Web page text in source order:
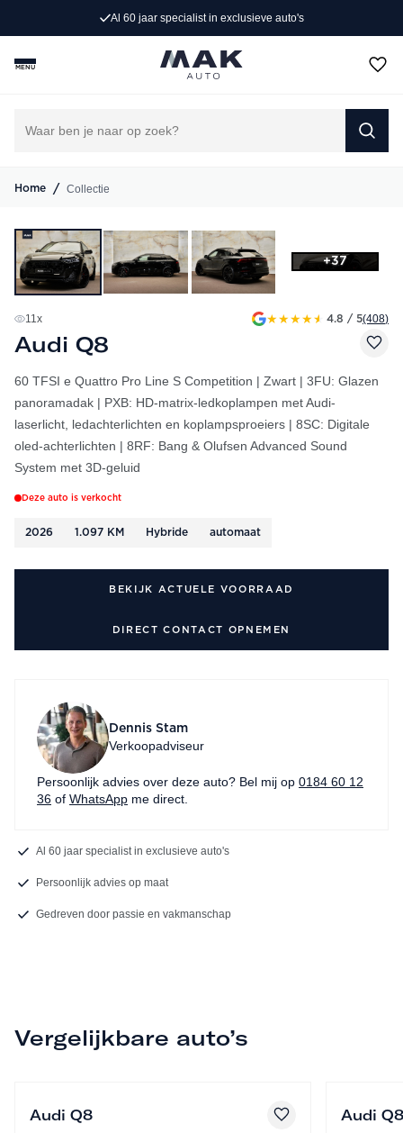
Persoonlijk advies op maat
MENU
Home / Collectie
+37
11x ★★★★★ 4.8 / 5(408)
Audi Q8
60 TFSI e Quattro Pro Line S Competition | Zwart | 3FU: Glazen
panoramadak | PXB: HD-matrix-ledkoplampen met Audi-
laserlicht, ledachterlichten en koplampsproeiers | 8SC: Digitale
oled-achterlichten | 8RF: Bang & Olufsen Advanced Sound
System met 3D-geluid
Deze auto is verkocht
2026 1.097 KM Hybride automaat
BEKIJK ACTUELE VOORRAAD
DIRECT CONTACT OPNEMEN
Dennis Stam
Verkoopadviseur
Persoonlijk advies over deze auto? Bel mij op 0184 60 12
36 of WhatsApp me direct.
Al 60 jaar specialist in exclusieve auto's
Persoonlijk advies op maat
Gedreven door passie en vakmanschap
Vergelijkbare auto’s
Audi Q8 Audi